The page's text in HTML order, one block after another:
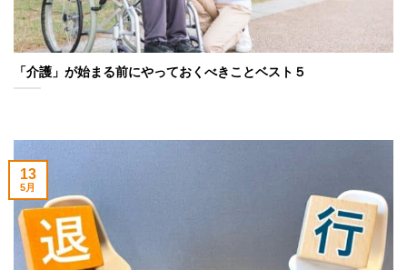
「介護」が始まる前にやっておくべきことベスト５
13
5月